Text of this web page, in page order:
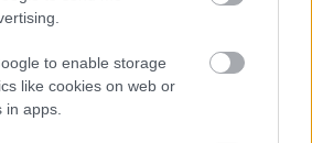
to enable storage
like cookies on web or
apps.
– humorral: „Tüntetek, ha
fel a népnek a lelkemet,
határozott kézzel? A nép
Akarom én ezt?”